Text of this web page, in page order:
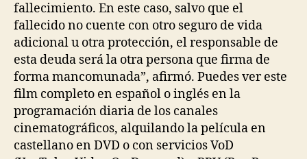
fallecimiento. En este caso, salvo que el
fallecido no cuente con otro seguro de vida
adicional u otra protección, el responsable de
esta deuda será la otra persona que firma de
forma mancomunada”, afirmó. Puedes ver este
film completo en español o inglés en la
programación diaria de los canales
cinematográficos, alquilando la película en
castellano en DVD o con servicios VoD